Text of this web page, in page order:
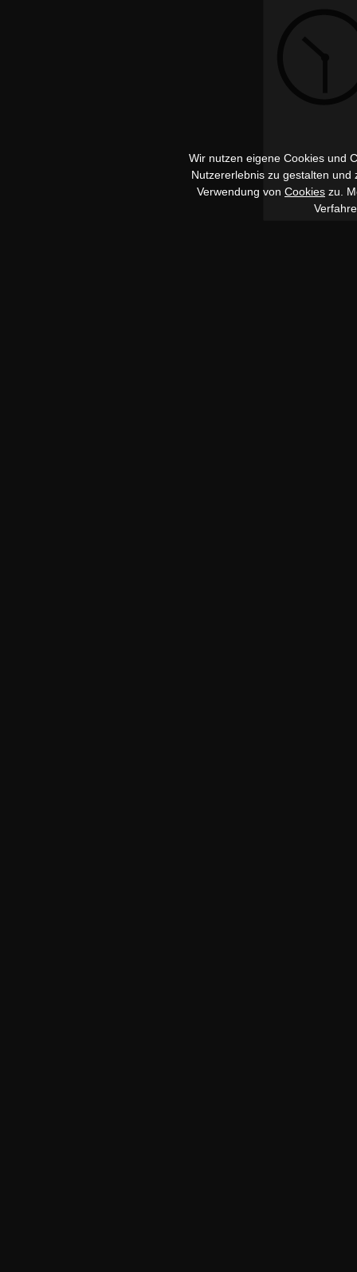
Wir nutzen eigene Cookies und
Nutzererlebnis zu gestalten
Verwendung von Cookies zu.